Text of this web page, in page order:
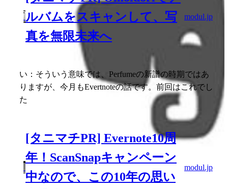
ルバムをスキャンして、写
真を無限未来へ
modul.jp
い：そういう意味では、Perfumeの新譜の時期ではあ
りますが、今月もEvertnoteの話です。前回はこれでし
た
[タニマチPR] Evernote10周
年！ScanSnapキャンペーン
中なので、この10年の思い
modul.jp